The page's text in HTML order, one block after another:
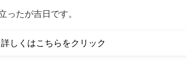
ったが吉日です。
詳しくはこちらをクリック